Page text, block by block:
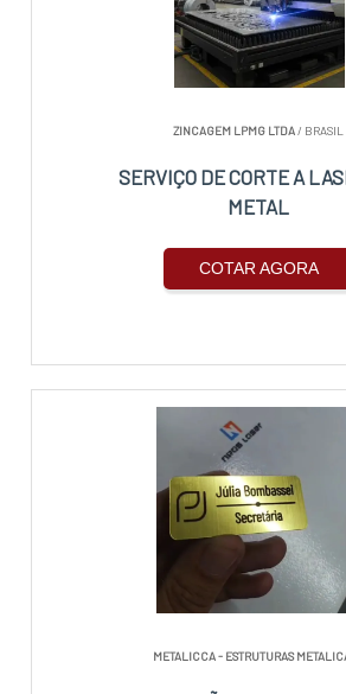
ZINCAGEM LPMG LTDA/ BRASIL
SERVIÇO DE CORTE A
METAL
COTAR AGORA
METALICCA - ESTRUTURAS